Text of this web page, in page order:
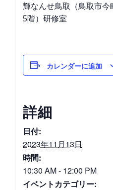
輝なんせ鳥取（鳥取市
5階）研修室
カレンダーに追加
詳細
日付:
2023年11月13日
時間:
10:30 AM - 12:00 PM
イベントカテゴリー: